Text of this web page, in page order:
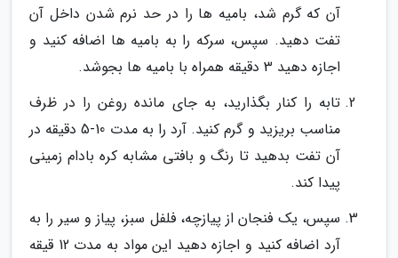
آن که گرم شد، بامیه ها را در حد نرم شدن داخل آن
تفت دهید. سپس، سرکه را به بامیه ها اضافه کنید و
اجازه دهید 3 دقیقه همراه با بامیه ها بجوشد.
تابه را کنار بگذارید، به جای مانده روغن را در ظرف
مناسب بریزید و گرم کنید. آرد را به مدت 10-5 دقیقه در
آن تفت بدهید تا رنگ و بافتی مشابه کره بادام زمینی
پیدا کند.
سپس، یک فنجان از پیازچه، فلفل سبز، پیاز و سیر را به
آرد اضافه کنید و اجازه دهید این مواد به مدت 12 قیقه